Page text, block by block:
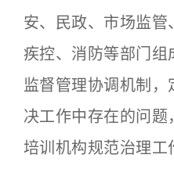
安、民政、市场监管
疾控、消防等部门组
监督管理协调机制
决工作中存在的问
培训机构规范治理